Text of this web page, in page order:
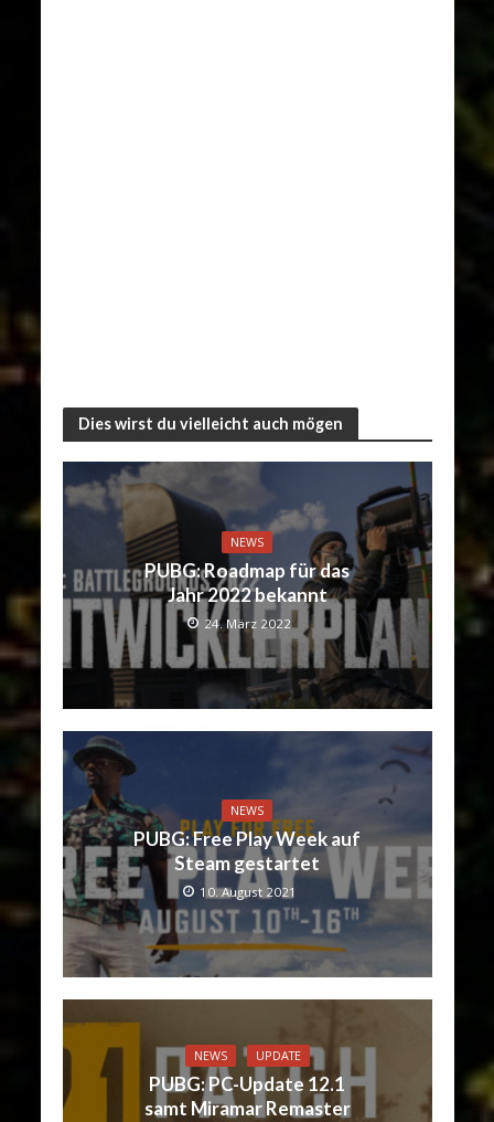
Dies wirst du vielleicht auch mögen
NEWS
PUBG: Roadmap für das
Jahr 2022 bekannt
24. März 2022
NEWS
PUBG: Free Play Week auf
Steam gestartet
10. August 2021
NEWS UPDATE
PUBG: PC-Update 12.1
samt Miramar Remaster